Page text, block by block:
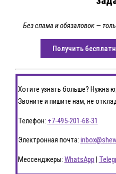
Без спама и обязаловок —
Получить
Хотите узнать больше? Нужна
Звоните и пишите нам, не
Телефон: +7-495-201-68-31
Электронная почта:
Мессенджеры: WhatsApp |